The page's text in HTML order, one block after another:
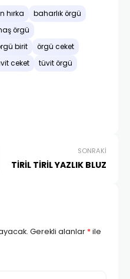
hırka
baharlık örgü
örgü
birit
örgü ceket
ceket
tüvit örgü
SONRAKI
TİRİL TİRİL YAZLIK BLUZ
Gerekli alanlar *ile